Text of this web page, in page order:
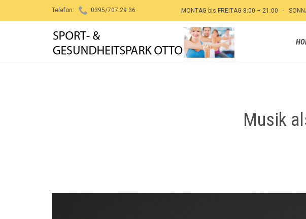
Telefon:  0395/707 29 36 MONTAG bis FREITAG 8:00 – 21:00 ·
Musik